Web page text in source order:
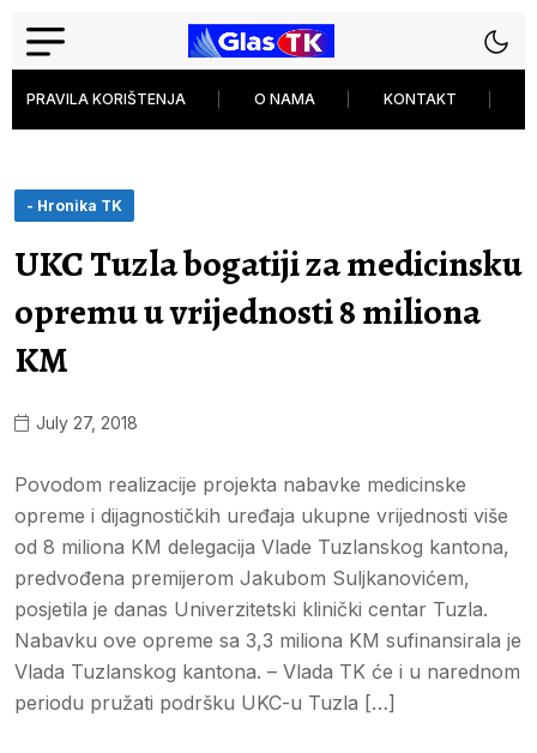
PRAVILA KORIŠTENJA O NAMA KONTAKT
- Hronika TK
UKC Tuzla bogatiji za medicinsku
opremu u vrijednosti 8 miliona
KM
July 27, 2018
Povodom realizacije projekta nabavke medicinske
opreme i dijagnostičkih uređaja ukupne vrijednosti više
od 8 miliona KM delegacija Vlade Tuzlanskog kantona,
predvođena premijerom Jakubom Suljkanovićem,
posjetila je danas Univerzitetski klinički centar Tuzla.
Nabavku ove opreme sa 3,3 miliona KM sufinansirala je
Vlada Tuzlanskog kantona. – Vlada TK će i u narednom
periodu pružati podršku UKC-u Tuzla […]